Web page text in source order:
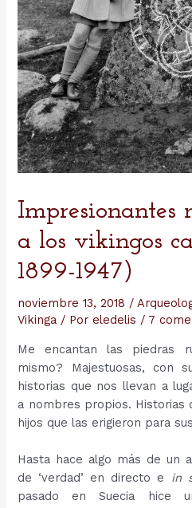
Impresionantes
a los vikingos
1899-1947)
noviembre 13, 2018 /
Vikinga / Poreledelis / 7
Me encantan las piedras
mismo? Majestuosas, con
historias que nos llevan a
a nombres propios. Historias
hijos que las erigieron para
Hasta hace algo más de un
de ‘verdad’ en directo e in
pasado en Suecia hice